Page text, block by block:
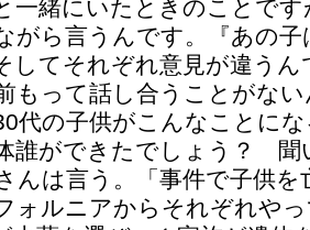
一緒にいたときのことで
がら言うんです。『あの
してそれぞれ意見が違う
もって話し合うことがな
代の子供がこんなことに
誰ができたでしょう？ 聞
んは言う。「事件で子供を
ォルニアからそれぞれや